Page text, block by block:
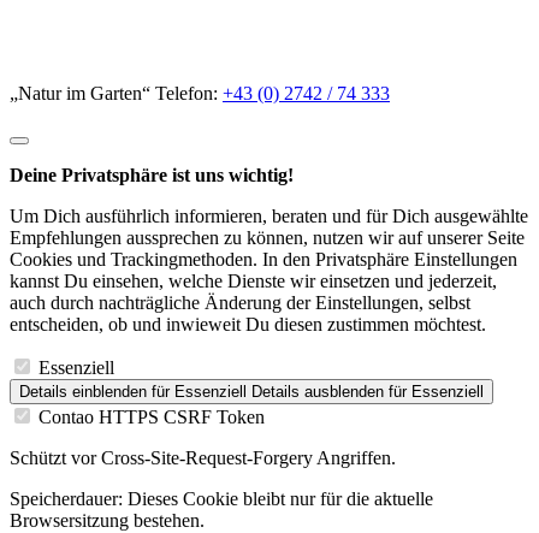
„Natur im Garten“ Telefon: +43 (0) 2742 / 74 333
Deine Privatsphäre ist uns wichtig!
Um Dich ausführlich informieren, beraten und für Dich ausgewählte
Empfehlungen aussprechen zu können, nutzen wir auf unserer Seite
Cookies und Trackingmethoden. In den Privatsphäre Einstellungen
kannst Du einsehen, welche Dienste wir einsetzen und jederzeit,
auch durch nachträgliche Änderung der Einstellungen, selbst
entscheiden, ob und inwieweit Du diesen zustimmen möchtest.
Essenziell
Details einblenden für Essenziell Details ausblenden für Essenziell
Contao HTTPS CSRF Token
Schützt vor Cross-Site-Request-Forgery Angriffen.
Speicherdauer: Dieses Cookie bleibt nur für die aktuelle
Browsersitzung bestehen.